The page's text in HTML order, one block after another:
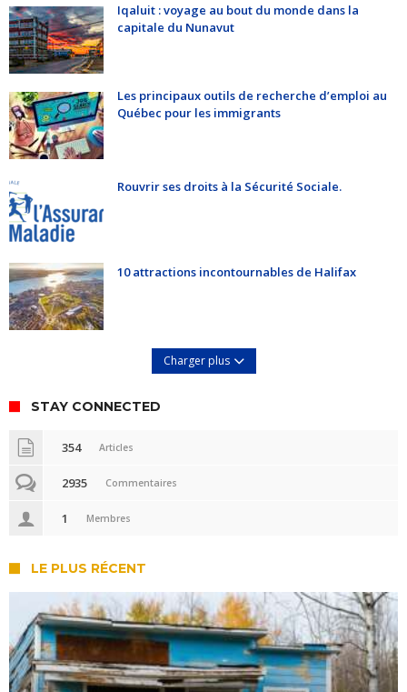
Iqaluit : voyage au bout du monde dans la
capitale du Nunavut
Les principaux outils de recherche d’emploi au
Québec pour les immigrants
Rouvrir ses droits à la Sécurité Sociale.
10 attractions incontournables de Halifax
Charger plus
STAY CONNECTED
354 Articles
2935 Commentaires
1 Membres
LE PLUS RÉCENT